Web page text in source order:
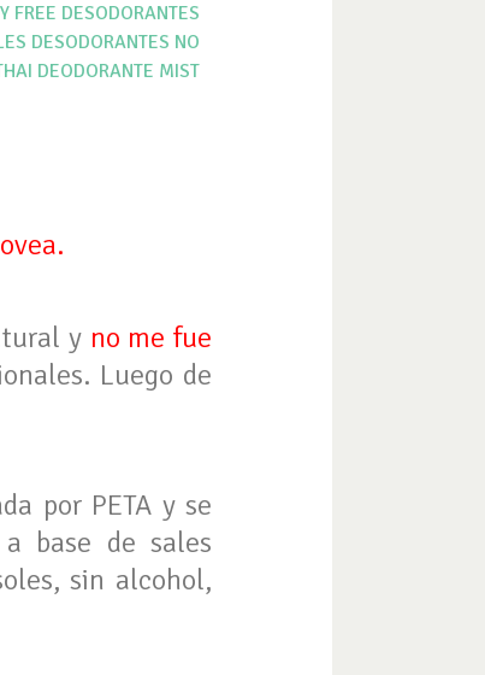
FREE DESODORANTES
DESODORANTES NO
DEODORANTE MIST
.
y no me fue
Luego de
por PETA y se
base de sales
sin alcohol,